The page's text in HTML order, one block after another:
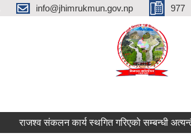
info@jhimrukmun.gov.np 977
राजश्व संकलन कार्य स्थगित गरिएको सम्बन्धी अत्यन्तै